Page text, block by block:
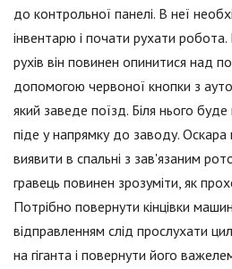
до контрольної панелі. В неї
інвентарю і почати рухати робота.
рухів він повинен опинитися над
допомогою червоної кнопки з
який заведе поїзд. Біля нього
піде у напрямку до заводу.
виявити в спальні з зав'язаним
гравець повинен зрозуміти, як
Потрібно повернути кінцівки
відправленням слід прослухати
на гіганта і повернути його